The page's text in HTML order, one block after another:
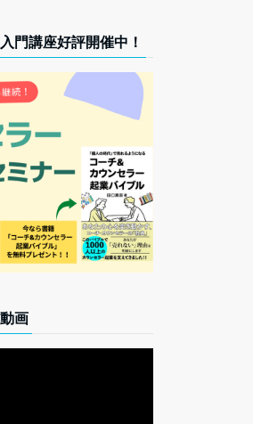
門講座好評開催中！
画